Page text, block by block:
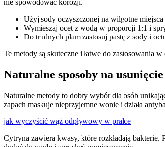
nie spowodować korozji.
Użyj sody oczyszczonej na wilgotne miejsca
Wymieszaj ocet z wodą w proporcji 1:1 i
Do trudnych plam zastosuj pastę z sody i
Te metody są skuteczne i łatwe do zastosowania
Naturalne sposoby na
Naturalne metody to dobry wybór dla osób
zapach maskuje nieprzyjemne wonie i działa
jak wyczyścić wąż odpływowy w pralce
Cytryna zawiera kwasy, które rozkładają